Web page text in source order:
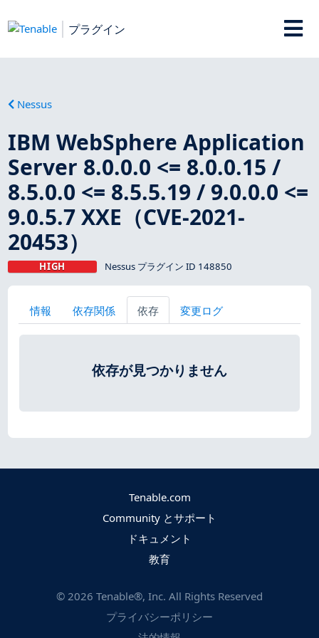
プラグイン
Nessus
IBM WebSphere Application
Server 8.0.0.0 <= 8.0.0.15 /
8.5.0.0 <= 8.5.5.19 / 9.0.0.0 <=
9.0.5.7 XXE（CVE-2021-
20453）
HIGH Nessus プラグイン ID 148850
情報 依存関係 依存 変更ログ
依存が見つかりません
Tenable.com
Community とサポート
ドキュメント
教育
© 2026 Tenable®, Inc. All Rights Reserved
プライバシーポリシー